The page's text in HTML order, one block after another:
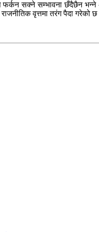
सक्ने सम्भावना छँदैछैन
राजनीतिक वृत्तमा तरंग पैदा गरेको छ